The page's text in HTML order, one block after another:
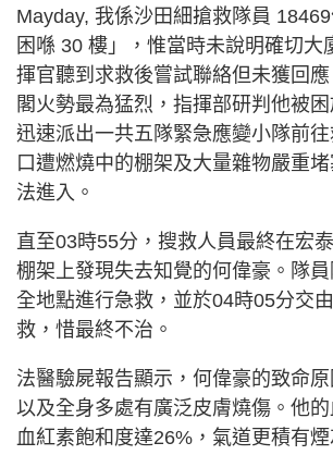
Mayday, 我係沙田細搶救隊員
困喺 30 樓」，惟當時未說明確切大
揮官聽到求救後嘗試聯絡但未獲回
閣火勢最為猛烈，指揮部研判他被困
迅速派出一共五隊緊急應變小隊前
口遭燃燒中的棚架及大量雜物嚴重
法進入。
直至03時55分，搜救人員最終在宏
棚架上發現失去知覺的何偉豪。隊
全地點進行急救，並於04時05分交
救，惜最終不治。
法醫驗屍報告顯示，何偉豪的致命原
以及全身多處有廣泛皮膚燒傷。他
血紅素飽和度達26%，氣道更積有